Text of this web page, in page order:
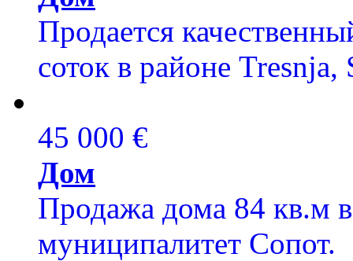
Продается
соток в районе Tresnja,
45 000 €
Дом
Продажа дома 84 кв.м
муниципалитет Сопот.